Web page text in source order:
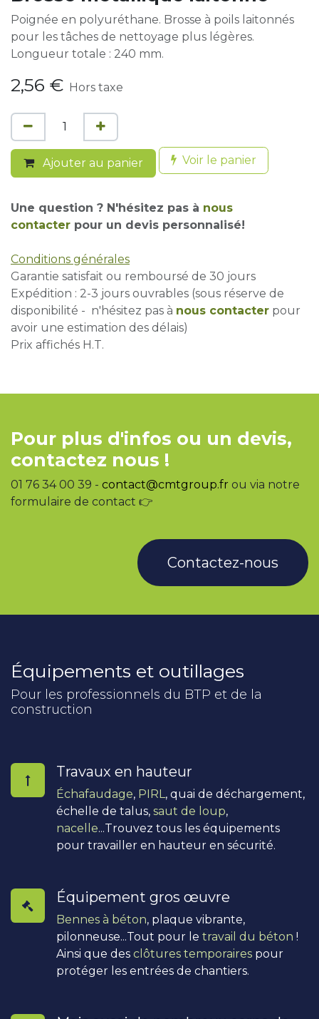
Poignée en polyuréthane. Brosse à poils laitonnés
pour les tâches de nettoyage plus légères.
Longueur totale : 240 mm.
2,56 € Hors taxe
Ajouter au panier Voir le panier
Une question ? N'hésitez pas à nous
contacter pour un devis personnalisé!
Conditions générales
Garantie satisfait ou remboursé de 30 jours
Expédition : 2-3 jours ouvrables (sous réserve de
disponibilité - n'hésitez pas à nous contacter pour
avoir une estimation des délais)
Prix affichés H.T.
Pour plus d'infos ou un devis,
contactez nous !
01 76 34 00 39 - contact@cmtgroup.fr ou via notre
formulaire de contact 👉
Contactez-nous
Équipements et outillages
Pour les professionnels du BTP et de la
construction
Travaux en hauteur
Échafaudage, PIRL, quai de déchargement,
échelle de talus, saut de loup,
nacelle...Trouvez tous les équipements
pour travailler en hauteur en sécurité.
Équipement gros œuvre
Bennes à béton, plaque vibrante,
pilonneuse...Tout pour le travail du béton !
Ainsi que des clôtures temporaires pour
protéger les entrées de chantiers.